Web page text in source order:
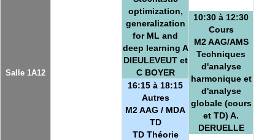
Salle 1A12
optimization,
generalization
for ML and
deep learning A
DIEULEVEUT et
C BOYER
16:15 à 18:15
Autres
M2 AAG / MDA
TD
TD Théorie
10:30 à 12:30
Cours
M2 AAG/AMS
Techniques
d'analyse
harmonique et
d'analyse
globale (cours
et TD) A.
DERUELLE